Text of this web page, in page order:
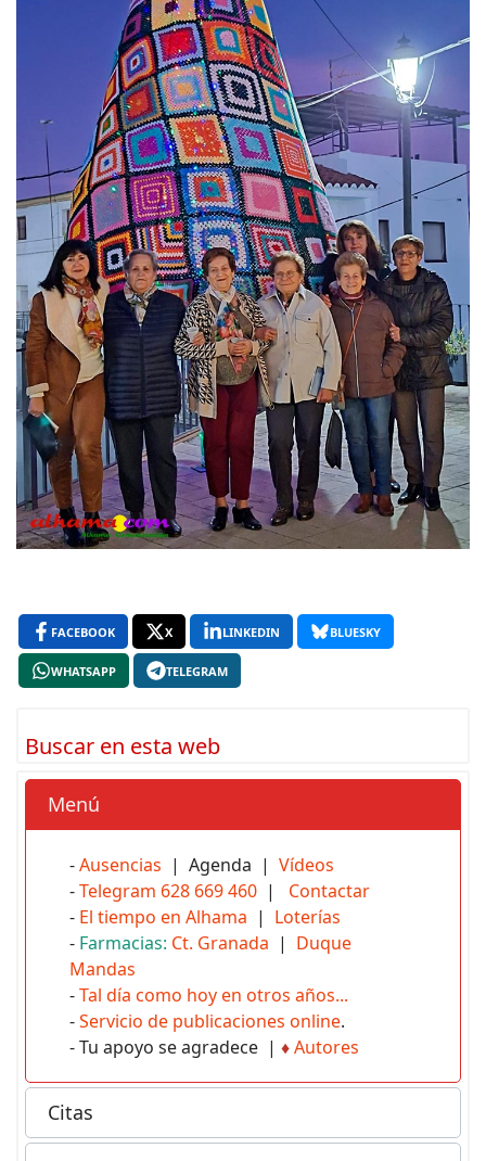
FACEBOOK X LINKEDIN BLUESKY
WHATSAPP TELEGRAM
Buscar en esta web
Menú
-Ausencias | Agenda | Vídeos
-Telegram 628 669 460 | Contactar
- El tiempo en Alhama | Loterías
- Farmacias: Ct. Granada | Duque
Mandas
-Tal día como hoy en otros años...
-Servicio de publicaciones online.
- Tu apoyo se agradece | ♦Autores
Citas